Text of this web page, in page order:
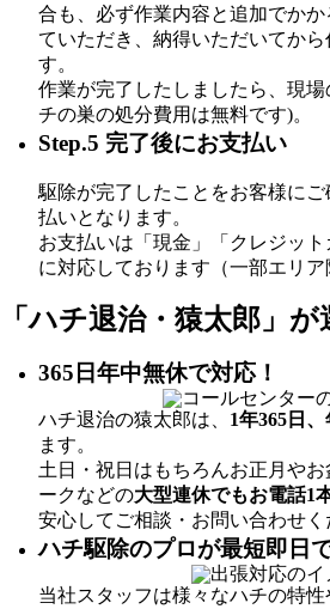
合も、必ず作業内容と追加でか
ていただき、納得いただいてか
す。
作業が完了したしましたら、現
チの巣の処分費用は無料です)。
Step.5 完了後にお支払い
駆除が完了したことをお客様に
払いとなります。
お支払いは「現金」「クレジット
に対応しております（一部エリア
「ハチ退治・猿太郎」が
365日年中無休で対応！
ハチ退治の猿太郎は、 1年365日
ます。
土日・祝日はもちろんお正月や
ークなどの大型連休でもお電話1
安心してご相談・お問い合わせく
ハチ駆除のプロが最短即日
当社スタッフは様々なハチの特